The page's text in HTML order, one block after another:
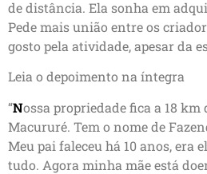
de distância. Ela sonha em
Pede mais união entre os
gosto pela atividade, apesar da
Leia o depoimento na íntegra
“Nossa propriedade fica a 18 km
Macururé. Tem o nome de
Meu pai faleceu há 10 anos, era
tudo. Agora minha mãe está